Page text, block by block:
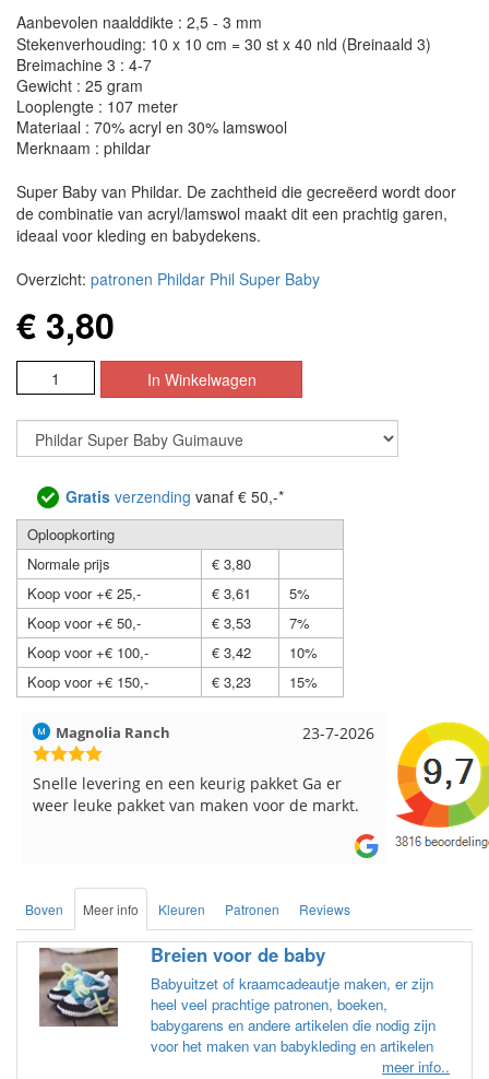
Aanbevolen naalddikte : 2,5 - 3 mm
Stekenverhouding: 10 x 10 cm = 30 st x 40 nld (Breinaald 3)
Breimachine 3 : 4-7
Gewicht : 25 gram
Looplengte : 107 meter
Materiaal : 70% acryl en 30% lamswool
Merknaam : phildar
Super Baby van Phildar. De zachtheid die gecreëerd wordt door
de combinatie van acryl/lamswol maakt dit een prachtig garen,
ideaal voor kleding en babydekens.
Overzicht: patronen Phildar Phil Super Baby
€ 3,80
Gratis verzending vanaf € 50,-*
Oploopkorting
Normale prijs
€ 3,80
Koop voor +€ 25,-
€ 3,61
5%
Koop voor +€ 50,-
€ 3,53
7%
Koop voor +€ 100,-
€ 3,42
10%
Koop voor +€ 150,-
€ 3,23 15%
17-7-2026
Hilde uit Loyers
Reeds meerdere keren breigaren en
breinaalden besteld, altijd heel tevreden over
Loes uit
Snelle
Boven Meer info Kleuren Patronen Reviews
Breien voor de baby
Babyuitzet of kraamcadeautje maken, er zijn
heel veel prachtige patronen, boeken,
babygarens en andere artikelen die nodig zijn
voor het maken van babykleding en artikelen
meer info..